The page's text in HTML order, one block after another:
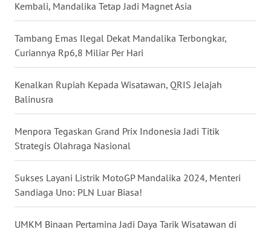
Kembali, Mandalika Tetap Jadi Magnet Asia
Tambang Emas Ilegal Dekat Mandalika Terbongkar,
Curiannya Rp6,8 Miliar Per Hari
Kenalkan Rupiah Kepada Wisatawan, QRIS Jelajah
Balinusra
Menpora Tegaskan Grand Prix Indonesia Jadi Titik
Strategis Olahraga Nasional
Sukses Layani Listrik MotoGP Mandalika 2024, Menteri
Sandiaga Uno: PLN Luar Biasa!
UMKM Binaan Pertamina Jadi Daya Tarik Wisatawan di
WN
WN
WN
JATIM
WN
BALI